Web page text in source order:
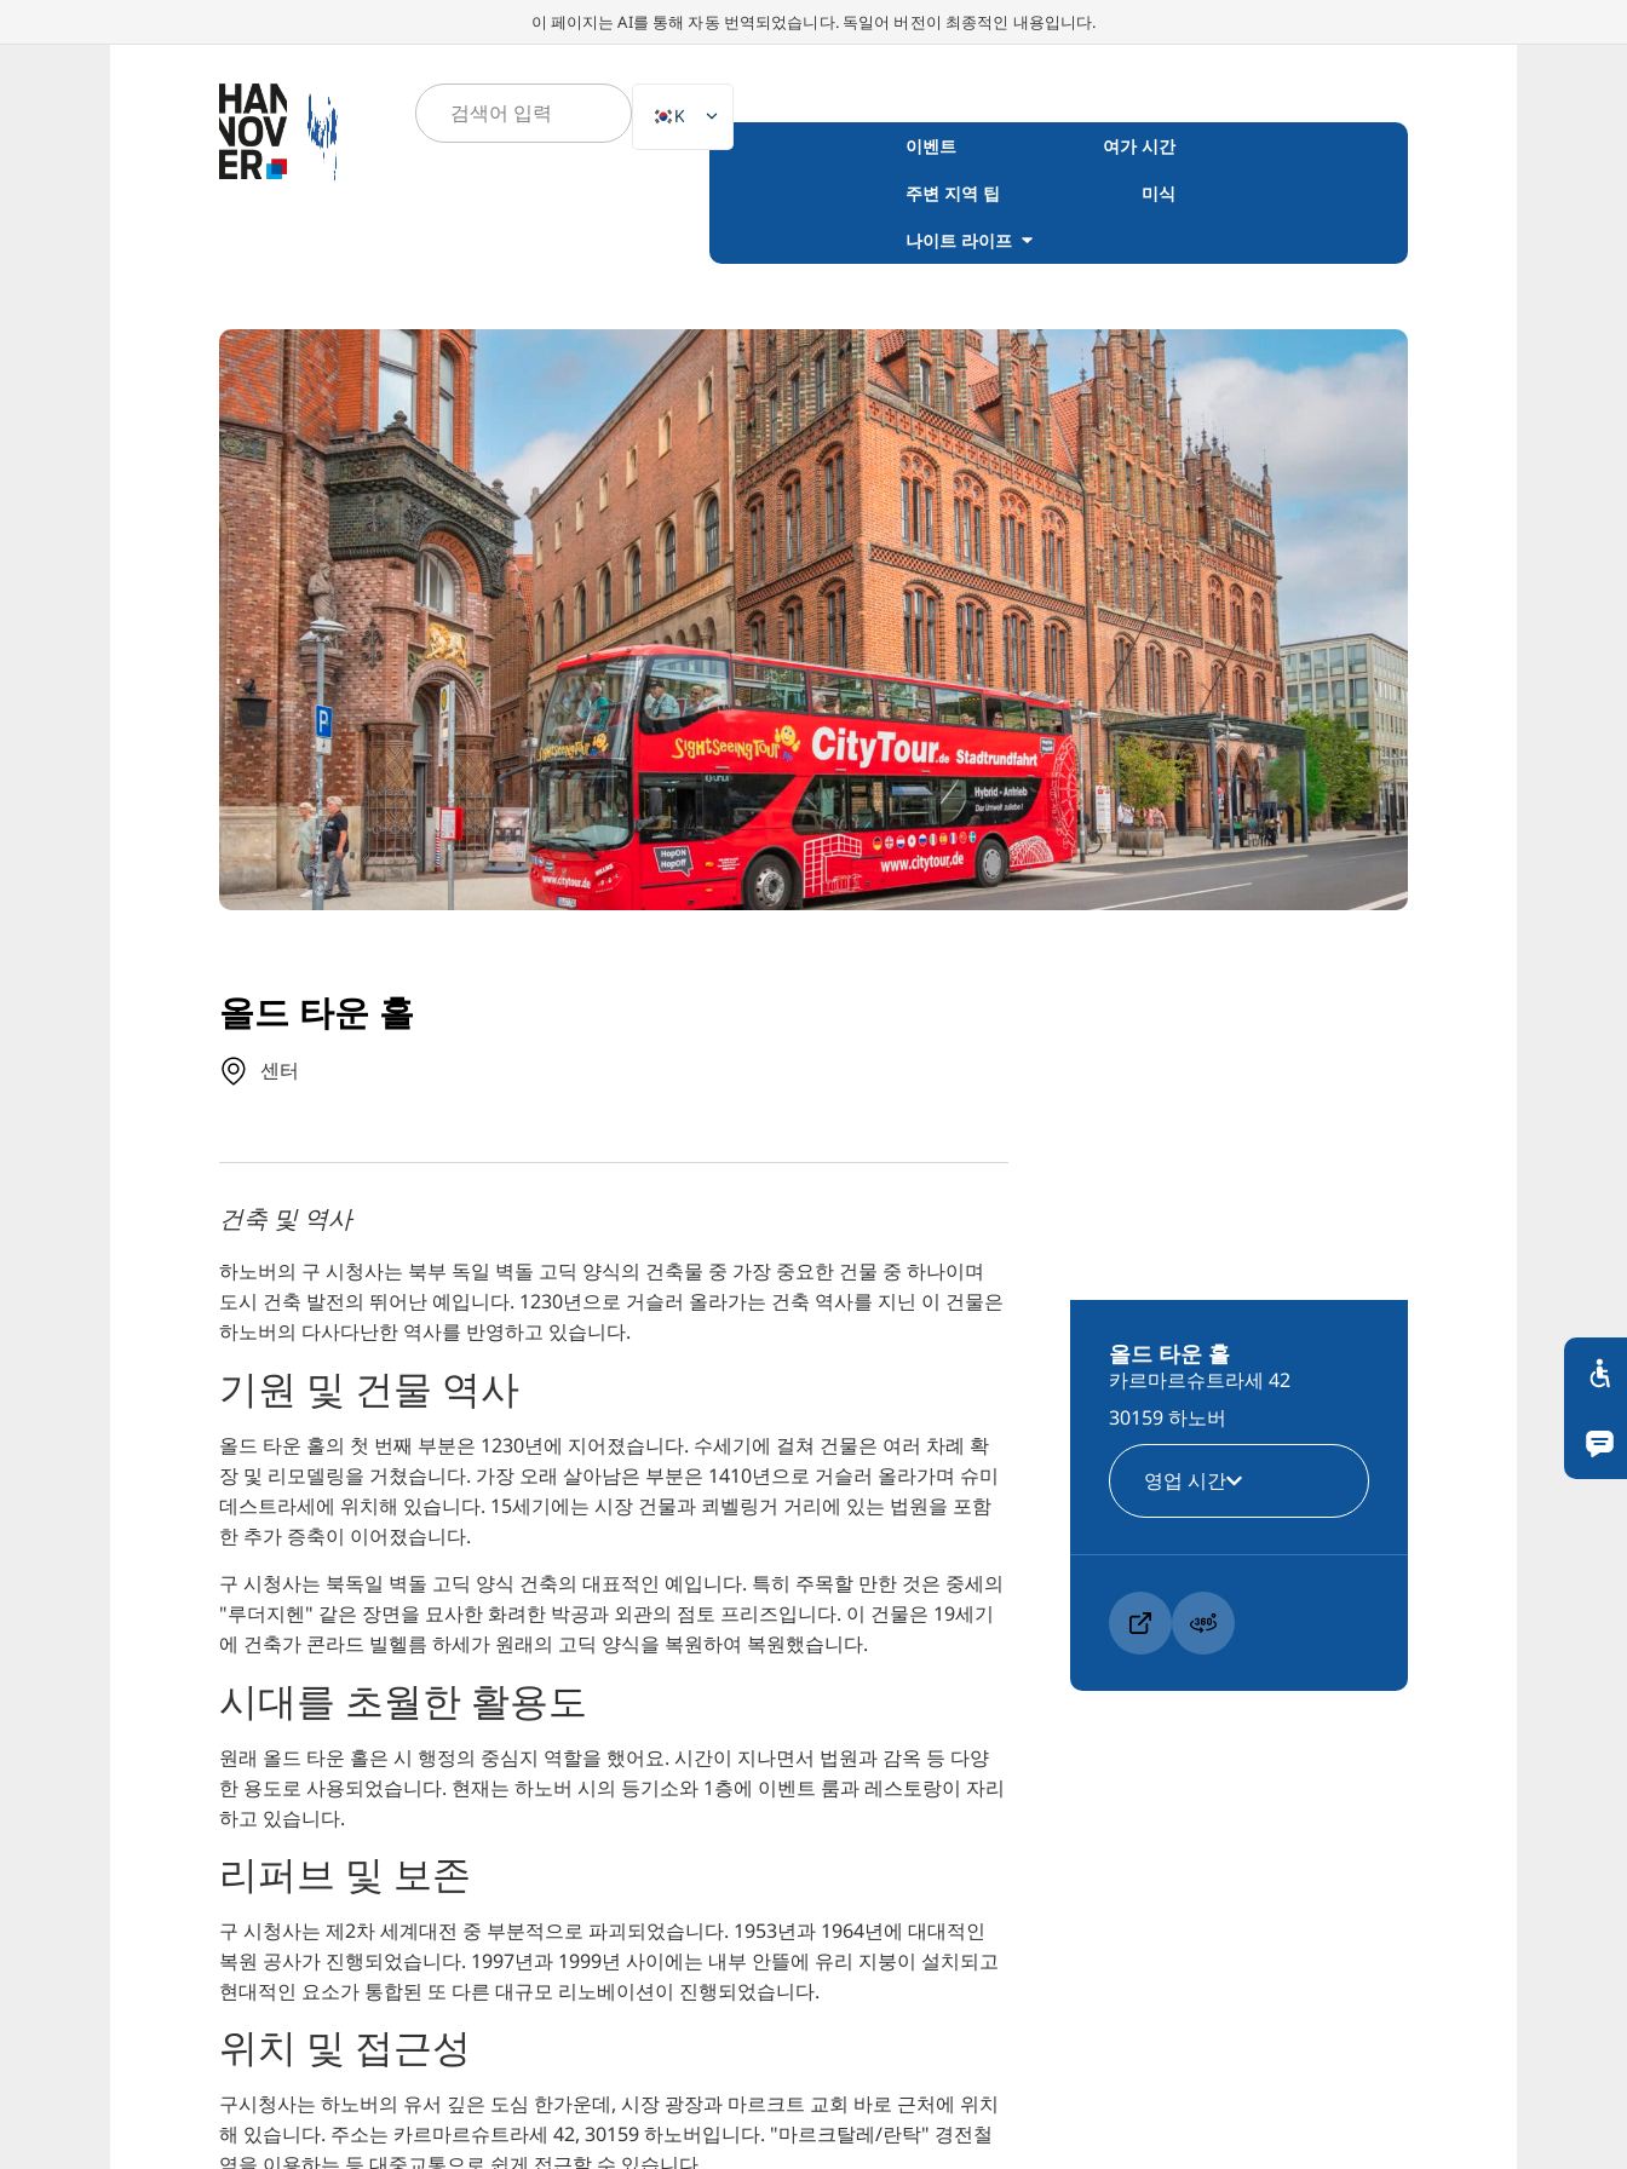
이 페이지는 AI를 통해 자동 번역되었습니다. 독일어 버전이 최종적인 내용입니다.
DE
IT
DA
SV
FR
PT
TR
RU
FI
ZH
JA
UK
BG
이벤트 여가 시간
주변 지역 팁 미식
나이트 라이프
올드 타운 홀
센터
건축 및 역사
하노버의 구 시청사는 북부 독일 벽돌 고딕 양식의 건축물 중 가장 중요한 건물 중 하나이며
도시 건축 발전의 뛰어난 예입니다. 1230년으로 거슬러 올라가는 건축 역사를 지닌 이 건물은
하노버의 다사다난한 역사를 반영하고 있습니다.
기원 및 건물 역사
올드 타운 홀의 첫 번째 부분은 1230년에 지어졌습니다. 수세기에 걸쳐 건물은 여러 차례 확
장 및 리모델링을 거쳤습니다. 가장 오래 살아남은 부분은 1410년으로 거슬러 올라가며 슈미
데스트라세에 위치해 있습니다. 15세기에는 시장 건물과 쾨벨링거 거리에 있는 법원을 포함
한 추가 증축이 이어졌습니다.
구 시청사는 북독일 벽돌 고딕 양식 건축의 대표적인 예입니다. 특히 주목할 만한 것은 중세의
"루더지헨" 같은 장면을 묘사한 화려한 박공과 외관의 점토 프리즈입니다. 이 건물은 19세기
에 건축가 콘라드 빌헬름 하세가 원래의 고딕 양식을 복원하여 복원했습니다.
시대를 초월한 활용도
원래 올드 타운 홀은 시 행정의 중심지 역할을 했어요. 시간이 지나면서 법원과 감옥 등 다양
한 용도로 사용되었습니다. 현재는 하노버 시의 등기소와 1층에 이벤트 룸과 레스토랑이 자리
하고 있습니다.
리퍼브 및 보존
구 시청사는 제2차 세계대전 중 부분적으로 파괴되었습니다. 1953년과 1964년에 대대적인
복원 공사가 진행되었습니다. 1997년과 1999년 사이에는 내부 안뜰에 유리 지붕이 설치되고
현대적인 요소가 통합된 또 다른 대규모 리노베이션이 진행되었습니다.
위치 및 접근성
구시청사는 하노버의 유서 깊은 도심 한가운데, 시장 광장과 마르크트 교회 바로 근처에 위치
해 있습니다. 주소는 카르마르슈트라세 42, 30159 하노버입니다. "마르크탈레/란탁" 경전철
올드 타운 홀
카르마르슈트라세 42
30159 하노버
영업 시간